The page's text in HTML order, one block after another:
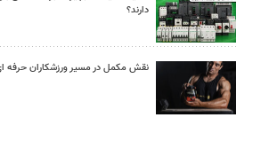
دارند؟
نقش مکمل در مسیر ورزشکاران حرفه